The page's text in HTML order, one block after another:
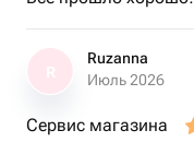
Ruzanna
Июль 2026
Сервис магазина